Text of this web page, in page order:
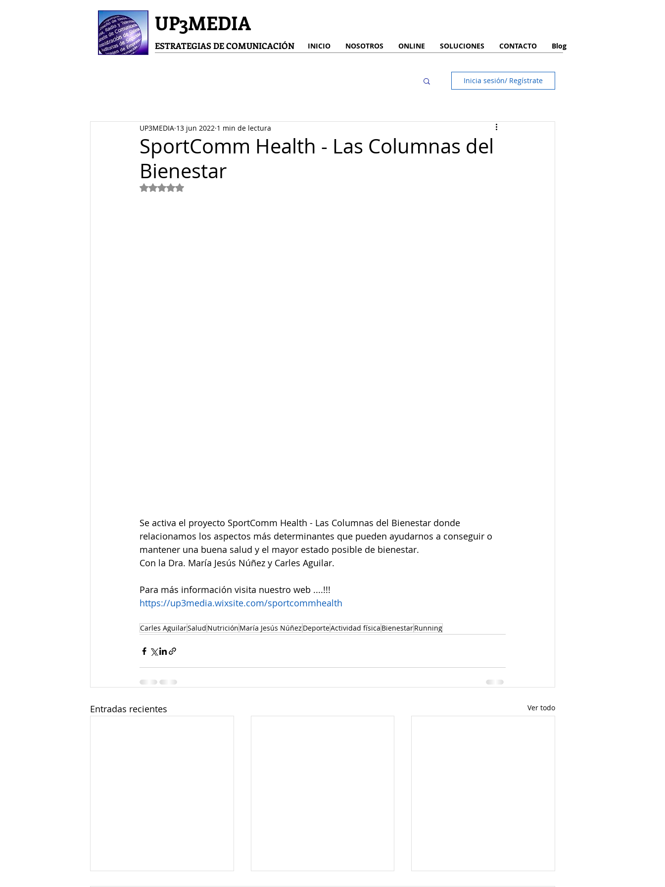
UP3MEDIA
ESTRATEGIAS DE COMUNICACIÓN INICIO NOSOTROS ONLINE SOLUCIONES CONTACTO Blog
Inicia sesión/ Regístrate
SportComm Health - Las Columnas del
Bienestar
UP3MEDIA 13 jun 2022 1 min de lectura
Obtuvo NaN de 5 estrellas.
Se activa el proyecto SportComm Health - Las Columnas del Bienestar donde
relacionamos los aspectos más determinantes que pueden ayudarnos a conseguir o
mantener una buena salud y el mayor estado posible de bienestar.
Con la Dra. María Jesús Núñez y Carles Aguilar.
Para más información visita nuestro web ....!!!
https://up3media.wixsite.com/sportcommhealth
Carles AguilarSalud Nutrición María Jesús Núñez DeporteActividad física BienestarRunning
Entradas recientes Ver todo